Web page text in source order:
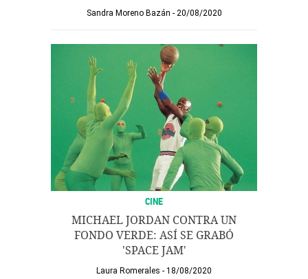
Sandra Moreno Bazán 20/08/2020
CINE
MICHAEL JORDAN CONTRA UN
FONDO VERDE: ASÍ SE GRABÓ
'SPACE JAM'
Laura Romerales 18/08/2020